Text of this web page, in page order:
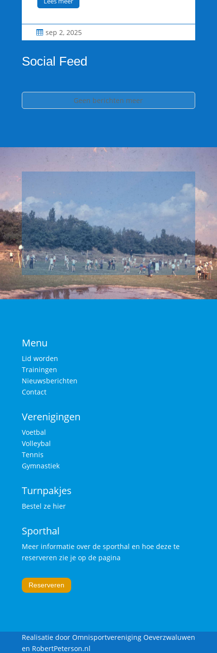
 sep 2, 2025
Social Feed
Geen berichten meer
Menu
Lid worden
Trainingen
Nieuwsberichten
Contact
Verenigingen
Voetbal
Volleybal
Tennis
Gymnastiek
Turnpakjes
Bestel ze hier
Sporthal
Meer informatie over de sporthal en hoe deze te
reserveren zie je op de pagina
Reserveren
Realisatie door Omnisportvereniging Oeverzwaluwen
en RobertPeterson.nl